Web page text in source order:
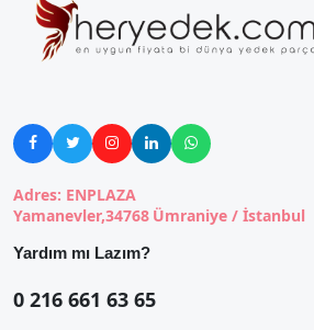
    
Adres: ENPLAZA
Yamanevler,34768 Ümraniye / İstanbul
Yardım mı Lazım?
0 216 661 63 65